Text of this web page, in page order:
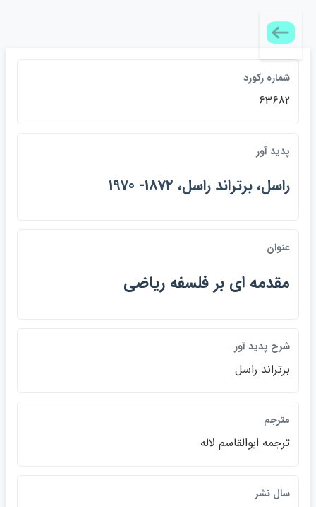
شماره ركورد
63682
پديد آور
راسل، برتراند راسل، 1872- 1970
عنوان
مقدمه اي بر فلسفه رياضي
شرح پديد آور
برتراند راسل
مترجم
ترجمه ابوالقاسم لاله
سال نشر